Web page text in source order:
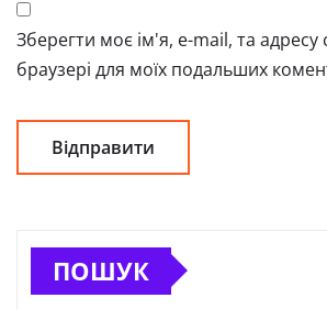
Зберегти моє ім'я, e-mail, та адресу
браузері для моїх подальших
ПОШУК